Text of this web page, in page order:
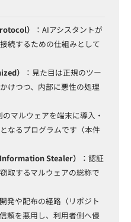
）
：AIアシスタントが
続するための仕組みとして
）
：見た目は正規のツー
けつつ、内部に悪性の処理
のマルウェアを端末に導入・
なるプログラムです（本件
Stealer）
：認証
取するマルウェアの総称で
開発や配布の経路（リポジト
頼を悪用し、利用者側へ侵